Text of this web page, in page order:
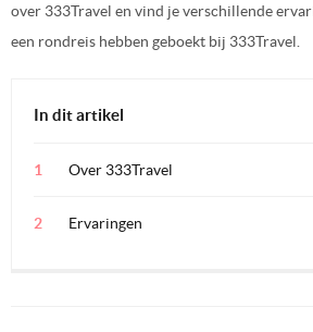
over 333Travel en vind je verschillende
een rondreis hebben geboekt bij 333Travel.
In dit artikel
Over 333Travel
Ervaringen